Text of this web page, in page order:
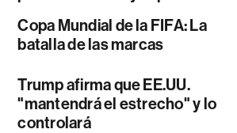
Copa Mundial de la FIFA: La
batalla de las marcas
Trump afirma que EE.UU.
"mantendrá el estrecho" y lo
controlará